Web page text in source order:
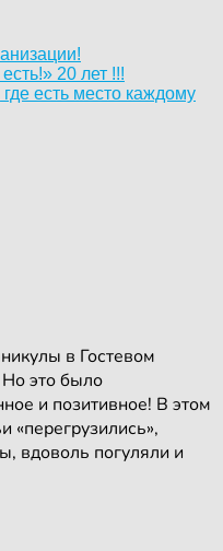
20 лет !!!
есть место каждому
в Гостевом
это было
и позитивное! В этом
«перегрузились»,
вдоволь погуляли и